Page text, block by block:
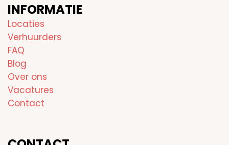
INFORMATIE
Locaties
Verhuurders
FAQ
Blog
Over ons
Vacatures
Contact